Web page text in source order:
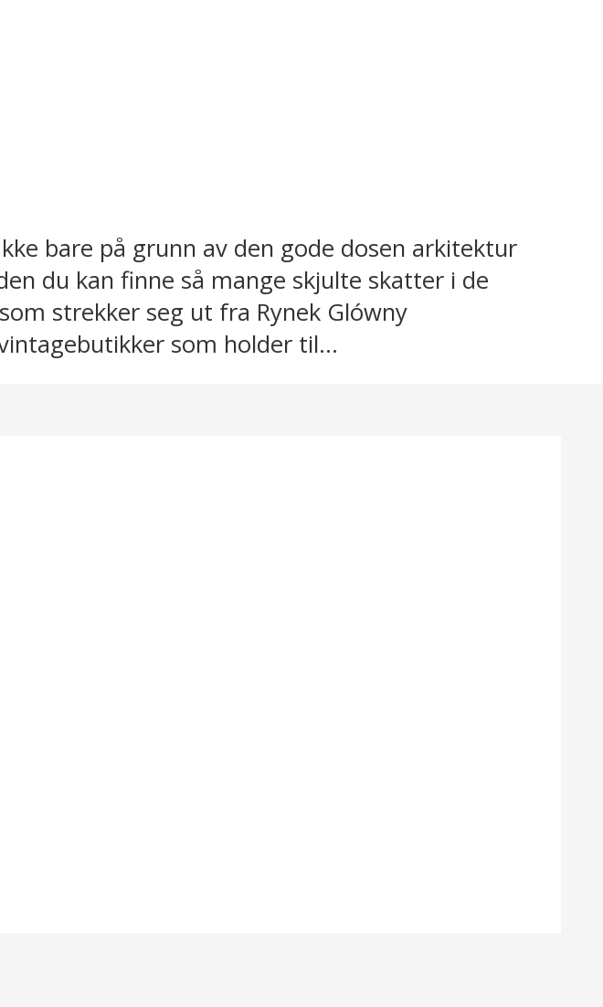
bare på grunn av den gode dosen arkitektur
du kan finne så mange skjulte skatter i de
strekker seg ut fra Rynek Glówny
som holder til...